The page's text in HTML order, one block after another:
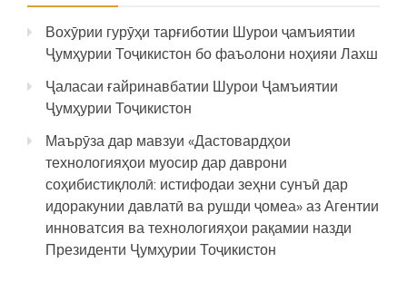
Вохӯрии гурӯҳи тарғиботии Шурои ҷамъиятии
Ҷумҳурии Тоҷикистон бо фаъолони ноҳияи Лахш
Ҷаласаи ғайринавбатии Шурои Ҷамъиятии
Ҷумҳурии Тоҷикистон
Маърӯза дар мавзуи «Дастовардҳои
технологияҳои муосир дар даврони
соҳибистиқлолӣ: истифодаи зеҳни сунъӣ дар
идоракунии давлатӣ ва рушди ҷомеа» аз Агентии
инноватсия ва технологияҳои рақамии назди
Президенти Ҷумҳурии Тоҷикистон